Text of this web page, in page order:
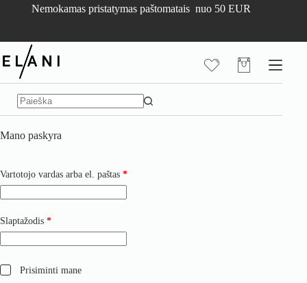
Nemokamas pristatymas paštomatais nuo 50 EUR
Pirkinių
krepšelis
No
Mano paskyra
Vartotojo vardas arba el. paštas *Privalomas
Slaptažodis *Privalomas
Prisiminti mane